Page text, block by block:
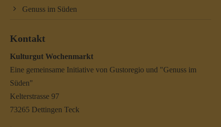
Genuss im Süden
Kontakt
Kulturgut Wochenmarkt
Eine gemeinsame Initiative von Gustoregio und "Genuss im
Süden"
Kelterstrasse 97
73265 Dettingen Teck